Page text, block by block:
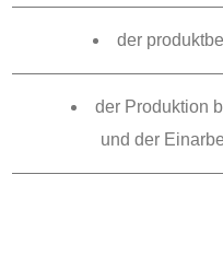
der
der Produktion
und der